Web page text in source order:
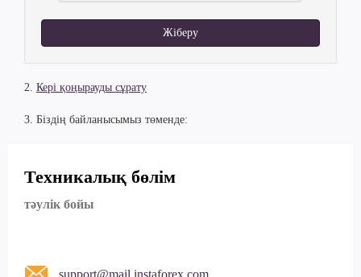
Жіберу
2. Кері қоңырауды сұрату
3. Біздің байланысымыз төменде:
Техникалық бөлім
тәулік бойы
support@mail.instaforex.com